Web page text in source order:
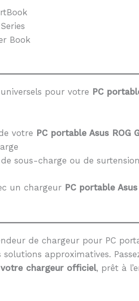
Book
pour votre PC
votre PC portable Asus ROG
sous-charge ou de
un chargeur PC portable
de chargeur pour PC
approximatives.
votre chargeur officiel, prêt à